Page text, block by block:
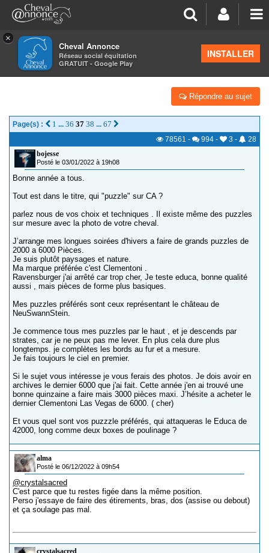
×
Cheval Annonce
Réseau social équitation
GRATUIT - Google Play
INSTALLER
>Salon de thé
DES AMATEURS.TRICES DE GRAND PUZZLES
Répondre au sujet
Page(s) : 1 ... 36 37 38 ... 67
78561 - 994 - 3 -
28
bojesse
Posté le 03/01/2022 à 19h08
Bonne année a tous.
Tout est dans le titre, qui "puzzle" sur CA ?
parlez nous de vos choix et techniques . Il existe même des puzzles
sur mesure avec la photo de votre cheval.
J’arrange mes longues soirées d'hivers a faire de grands puzzles de
2000 a 6000 Pièces.
Je suis plutôt paysages et nature.
Ma marque préférée c'est Clementoni .
Ravensburger j'ai arrêté car trop cher, Je teste educa, bonne qualité
aussi , mais pièces de forme plus basiques.
Mes puzzles préférés sont ceux représentant le château de
NeuSwannStein.
Je commence tous mes puzzles par le haut , et je descends par
strates, car je ne peux pas me lever. En plus cela dure plus
longtemps. je complètes les bords au fur et a mesure.
Je fais toujours le ciel en premier.
Si le sujet vous intéresse je vous ferais des photos. Je dois avoir en
archives le dernier 6000 que j'ai fait. Cette année j'en ai trouvé une
bonne quinzaine a faire mais 3000 pièces maxi. J’hésite a acheter le
dernier Clementoni Las Vegas de 6000. ( cher)
Et vous quel sont vos puzzzle préférés, qui attaqueras le Educa de
42000, long comme deux boxes de poulinage ?
alma
Posté le 06/12/2022 à 09h54
@crystalsacred
C'est parce que tu restes figée dans la même position.
Perso j'essaye de faire des étirements, bras, dos (assise ou debout)
et ça soulage pas mal.
crystalsacred